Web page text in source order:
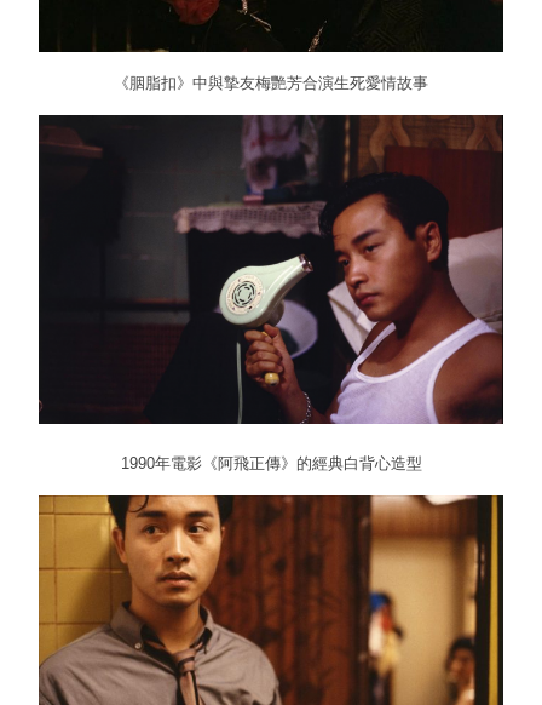
《胭脂扣》中與摯友梅艷芳合演生死愛情故事
1990年電影《阿飛正傳》的經典白背心造型